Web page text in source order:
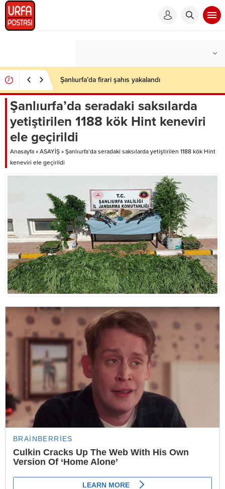
Şanlıurfa’da firari şahıs yakalandı
Şanlıurfa’da seradaki saksılarda
yetiştirilen 1188 kök Hint keneviri
ele geçirildi
Anasayfa » ASAYİŞ » Şanlıurfa’da seradaki saksılarda yetiştirilen 1188 kök Hint
keneviri ele geçirildi